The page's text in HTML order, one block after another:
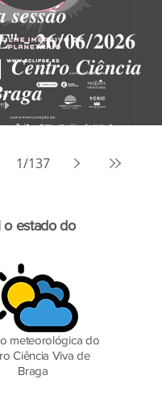
𝒔𝒆𝒔𝒔𝒂̃𝒐
- 𝟐𝟔/𝟎𝟔/𝟐𝟎𝟐𝟔
𝑪𝒊𝒆̂𝒏𝒄𝒊𝒂
1/137
o estado do
meteorológica do
Ciência Viva de
Braga